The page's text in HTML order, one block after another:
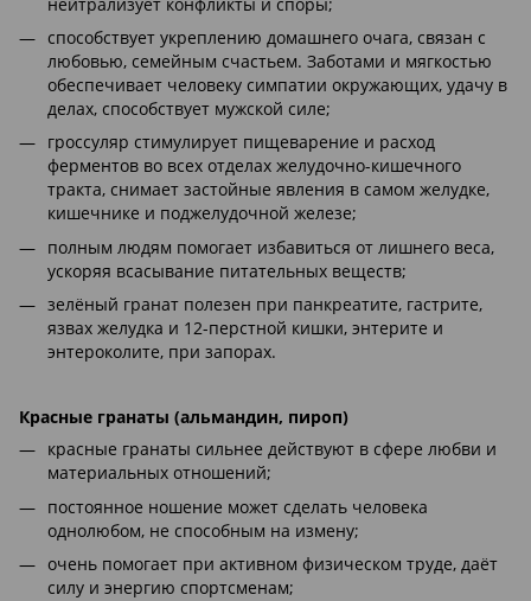
способствует укреплению домашнего очага, связан с
любовью, семейным счастьем. Заботами и мягкостью
обеспечивает человеку симпатии окружающих, удачу в
делах, способствует мужской силе;
гроссуляр стимулирует пищеварение и расход
ферментов во всех отделах желудочно-кишечного
тракта, снимает застойные явления в самом желудке,
кишечнике и поджелудочной железе;
полным людям помогает избавиться от лишнего веса,
ускоряя всасывание питательных веществ;
зелёный гранат полезен при панкреатите, гастрите,
язвах желудка и 12-перстной кишки, энтерите и
энтероколите, при запорах.
Красные гранаты (альмандин, пироп)
красные гранаты сильнее действуют в сфере любви и
материальных отношений;
постоянное ношение может сделать человека
однолюбом, не способным на измену;
очень помогает при активном физическом труде, даёт
силу и энергию спортсменам;